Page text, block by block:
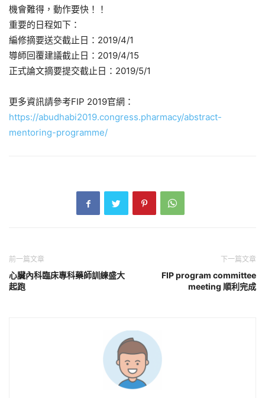
機會難得，動作要快！！
重要的日程如下：
編修摘要送交截止日：2019/4/1
導師回覆建議截止日：2019/4/15
正式論文摘要提交截止日：2019/5/1
更多資訊請參考FIP 2019官網：
https://abudhabi2019.congress.pharmacy/abstract-
mentoring-programme/
前一篇文章
心臟內科臨床專科藥師訓練盛大
起跑
下一篇文章
FIP program committee
meeting 順利完成